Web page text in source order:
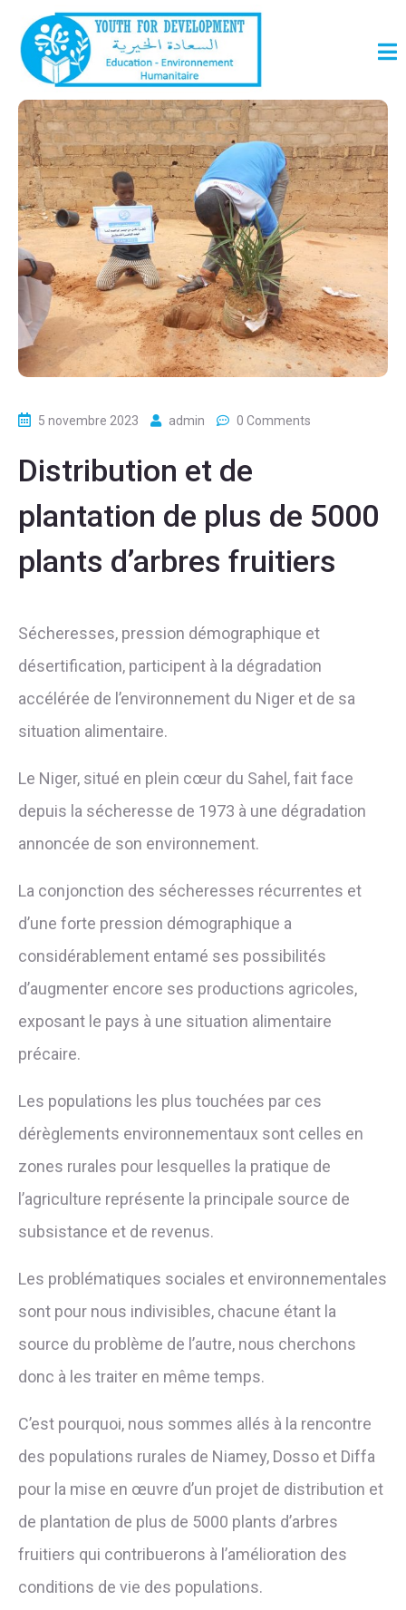
5 novembre 2023 admin 0 Comments
Distribution et de
plantation de plus de 5000
plants d’arbres fruitiers
Sécheresses, pression démographique et
désertification, participent à la dégradation
accélérée de l’environnement du Niger et de sa
situation alimentaire.
Le Niger, situé en plein cœur du Sahel, fait face
depuis la sécheresse de 1973 à une dégradation
annoncée de son environnement.
La conjonction des sécheresses récurrentes et
d’une forte pression démographique a
considérablement entamé ses possibilités
d’augmenter encore ses productions agricoles,
exposant le pays à une situation alimentaire
précaire.
Les populations les plus touchées par ces
dérèglements environnementaux sont celles en
zones rurales pour lesquelles la pratique de
l’agriculture représente la principale source de
subsistance et de revenus.
Les problématiques sociales et environnementales
sont pour nous indivisibles, chacune étant la
source du problème de l’autre, nous cherchons
donc à les traiter en même temps.
C’est pourquoi, nous sommes allés à la rencontre
des populations rurales de Niamey, Dosso et Diffa
pour la mise en œuvre d’un projet de distribution et
de plantation de plus de 5000 plants d’arbres
fruitiers qui contribuerons à l’amélioration des
conditions de vie des populations.